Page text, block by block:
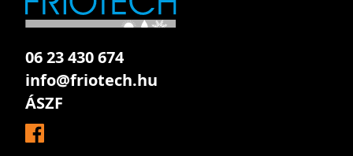
06 23 430 674
info@friotech.hu
ÁSZF